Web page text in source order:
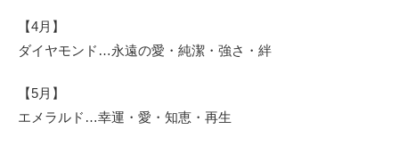
【4月】
ダイヤモンド…永遠の愛・純潔・強さ・絆
【5月】
エメラルド…幸運・愛・知恵・再生